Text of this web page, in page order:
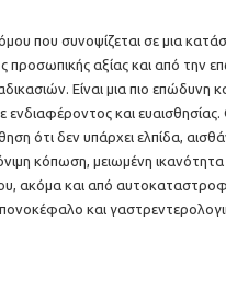
που συνοψίζεται σε μια
αξίας και από την
Είναι µια πιο επώδυνη
ενδιαφέροντος και
ότι δεν υπάρχει ελπίδα,
κόπωση, µειωµένη
και από
και